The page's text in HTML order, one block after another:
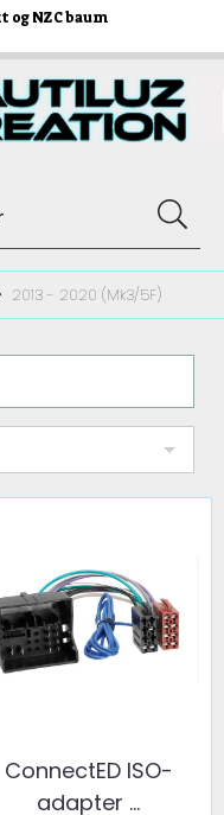
NZC baum
2013 - 2020 (Mk3/5F)
ConnectED ISO-
adapter ...